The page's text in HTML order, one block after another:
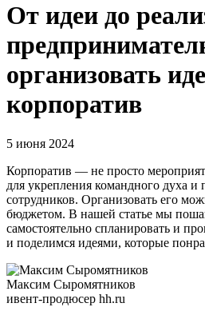
От идеи до
организовать
корпоратив
5 июня 2024
Корпоратив — не просто
для укрепления командного духа
сотрудников. Организовать его
бюджетом. В нашей статье мы
самостоятельно спланировать и
и поделимся идеями, которые
Максим Сыромятников
ивент-продюсер hh.ru